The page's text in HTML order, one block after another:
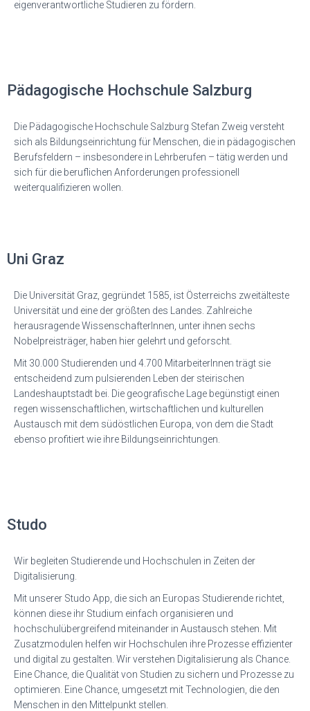
eigenverantwortliche Studieren zu fördern.
Pädagogische Hochschule Salzburg
Die Pädagogische Hochschule Salzburg Stefan Zweig versteht
sich als Bildungseinrichtung für Menschen, die in pädagogischen
Berufsfeldern – insbesondere in Lehrberufen – tätig werden und
sich für die beruflichen Anforderungen professionell
weiterqualifizieren wollen.
Uni Graz
Die Universität Graz, gegründet 1585, ist Österreichs zweitälteste
Universität und eine der größten des Landes. Zahlreiche
herausragende WissenschafterInnen, unter ihnen sechs
Nobelpreisträger, haben hier gelehrt und geforscht.
Mit 30.000 Studierenden und 4.700 MitarbeiterInnen trägt sie
entscheidend zum pulsierenden Leben der steirischen
Landeshauptstadt bei. Die geografische Lage begünstigt einen
regen wissenschaftlichen, wirtschaftlichen und kulturellen
Austausch mit dem südöstlichen Europa, von dem die Stadt
ebenso profitiert wie ihre Bildungseinrichtungen.
Studo
Wir begleiten Studierende und Hochschulen in Zeiten der
Digitalisierung.
Mit unserer Studo App, die sich an Europas Studierende richtet,
können diese ihr Studium einfach organisieren und
hochschulübergreifend miteinander in Austausch stehen. Mit
Zusatzmodulen helfen wir Hochschulen ihre Prozesse effizienter
und digital zu gestalten. Wir verstehen Digitalisierung als Chance.
Eine Chance, die Qualität von Studien zu sichern und Prozesse zu
optimieren. Eine Chance, umgesetzt mit Technologien, die den
Menschen in den Mittelpunkt stellen.